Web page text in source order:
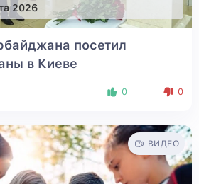
2026
посетил
в Киеве
0 0
ВИДЕО